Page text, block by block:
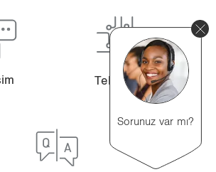
Tek­no­lo­ji
Sorunuz var mı?